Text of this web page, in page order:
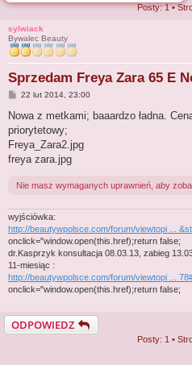
Posty: 1 •
sylwiack
Bywalec Beauty
Sprzedam Freya Zara 65 E
P
s
22 lut 2014, 23:00
Nowa z metkami; baaardzo ładna.
priorytetowy;
Freya_Zara2.jpg
freya zara.jpg
Nie masz wymaganych uprawnień, aby
wyjściówka:
http://beautywpolsce.com/forum/viewtopi ...
onclick="window.open(this.href);return false;
dr.Kasprzyk konsultacja 08.03.13, zabieg
11-miesiąc :
http://beautywpolsce.com/forum/viewtopi ...
onclick="window.open(this.href);return false;
ODPOWIEDZ
Posty: 1 •